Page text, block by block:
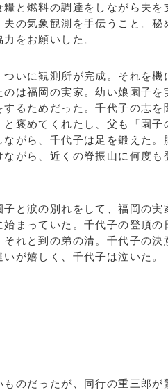
と燃料の調達をしながら夫
の気象観測を手伝うこと。
をお願いした。
いに観測所が完成。それを機
は福岡の実家。幼い娘園子
るためだった。千代子の志を
褒めてくれたし、父も「園子
がら、千代子は足を鍛えた
がら、近くの脊振山に何度
と涙の別れをして、福岡の実
まっていた。千代子の登頂
れと到の弟の清。千代子の
が嬉しく、千代子は泣いた。
のだったが、同行の重三郎が